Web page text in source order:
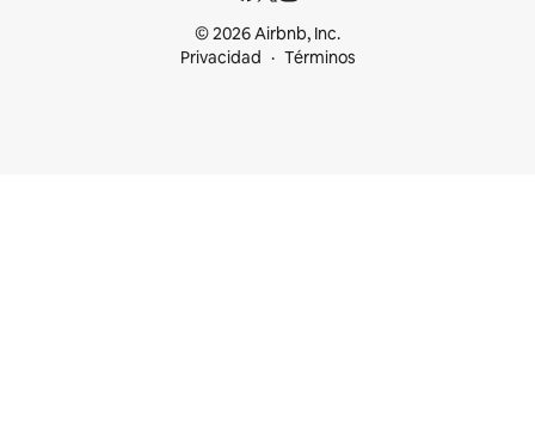
© 2026 Airbnb, Inc.
Privacidad
Términos